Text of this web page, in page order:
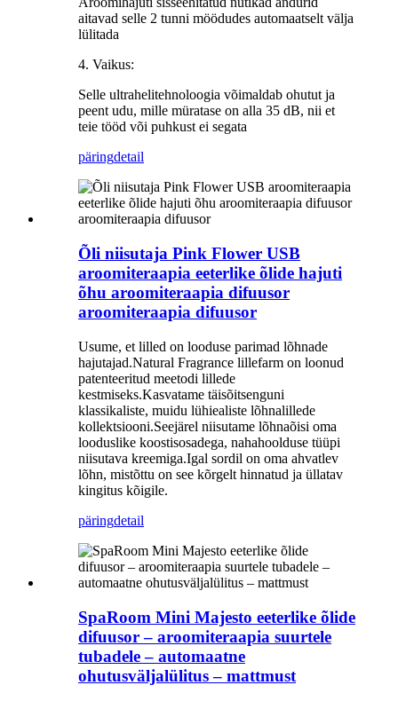
aitavad selle 2 tunni möödudes automaatselt välja
lülitada
4. Vaikus:
Selle ultrahelitehnoloogia võimaldab ohutut ja
peent udu, mille müratase on alla 35 dB, nii et
teie tööd või puhkust ei segata
päringdetail
Õli niisutaja Pink Flower USB
aroomiteraapia eeterlike õlide hajuti
õhu aroomiteraapia difuusor
aroomiteraapia difuusor
Usume, et lilled on looduse parimad lõhnade
hajutajad.Natural Fragrance lillefarm on loonud
patenteeritud meetodi lillede
kestmiseks.Kasvatame täisõitsenguni
klassikaliste, muidu lühiealiste lõhnalillede
kollektsiooni.Seejärel niisutame lõhnaõisi oma
looduslike koostisosadega, nahahoolduse tüüpi
niisutava kreemiga.Igal sordil on oma ahvatlev
lõhn, mistõttu on see kõrgelt hinnatud ja üllatav
kingitus kõigile.
päringdetail
SpaRoom Mini Majesto eeterlike õlide
difuusor – aroomiteraapia suurtele
tubadele – automaatne
ohutusväljalülitus – mattmust